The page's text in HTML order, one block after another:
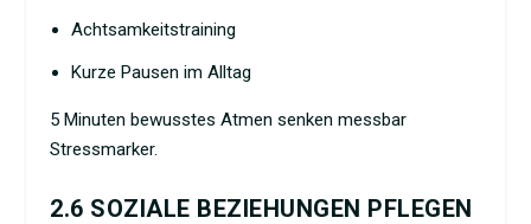
Achtsamkeitstraining
Kurze Pausen im Alltag
5 Minuten bewusstes Atmen senken messbar
Stressmarker.
2.6 SOZIALE BEZIEHUNGEN PFLEGEN